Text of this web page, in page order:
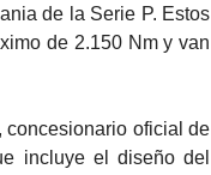
de la Serie P. Estos
de 2.150 Nm y van
concesionario oficial de
incluye el diseño del